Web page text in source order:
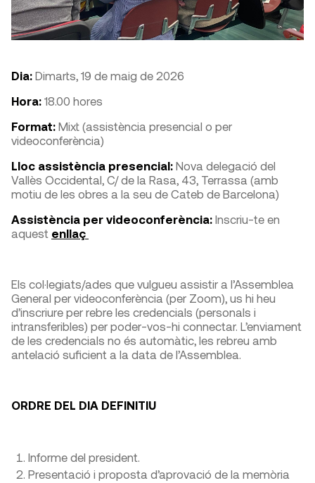
Dia: Dimarts, 19 de maig de 2026
Hora: 18.00 hores
Format: Mixt (assistència presencial o per
videoconferència)
Lloc assistència presencial: Nova delegació del
Vallès Occidental, C/ de la Rasa, 43, Terrassa (amb
motiu de les obres a la seu de Cateb de Barcelona)
Assistència per videoconferència: Inscriu-te en
aquest enllaç
Els col·legiats/ades que vulgueu assistir a l’Assemblea
General per videoconferència (per Zoom), us hi heu
d’inscriure per rebre les credencials (personals i
intransferibles) per poder-vos-hi connectar. L’enviament
de les credencials no és automàtic, les rebreu amb
antelació suficient a la data de l’Assemblea.
ORDRE DEL DIA DEFINITIU
Informe del president.
Presentació i proposta d’aprovació de la memòria